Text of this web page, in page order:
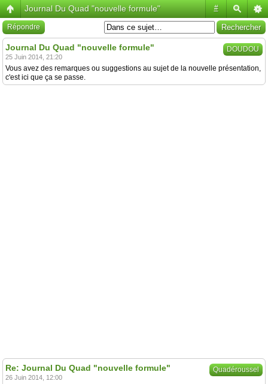
#
Journal Du Quad "nouvelle formule"
Répondre
DOUDOU
Journal Du Quad "nouvelle formule"
25 Juin 2014, 21:20
Vous avez des remarques ou suggestions au sujet de la nouvelle présentation,
c'est ici que ça se passe.
Quadéroussel
Re: Journal Du Quad "nouvelle formule"
26 Juin 2014, 12:00